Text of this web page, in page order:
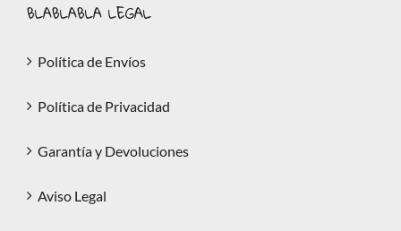
BLABLABLA LEGAL
Política de Envíos
Política de Privacidad
Garantía y Devoluciones
Aviso Legal